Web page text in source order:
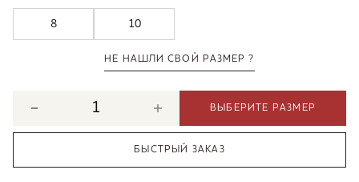
НЕ НАШЛИ СВОЙ РАЗМЕР ?
8 10
ВЫБЕРИТЕ РАЗМЕР
БЫСТРЫЙ ЗАКАЗ